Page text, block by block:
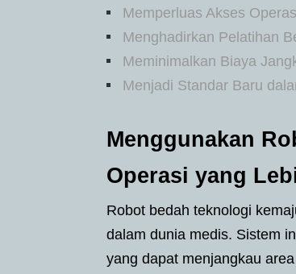
Memperluas Akses
Menghadirkan Pelatihan
Meminimalkan Biaya
Menjadi Standar Baru
Menggunakan
Operasi yang
Robot bedah teknologi
dalam dunia medis. Sistem
yang dapat menjangkau